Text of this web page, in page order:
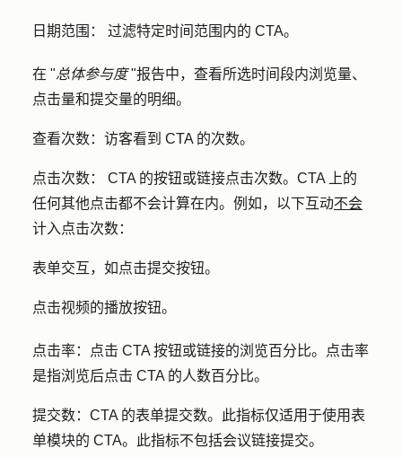
日期范围： 过滤特定时间范围内的 CTA。
在 "总体参与度"报告中，查看所选时间段内浏览量、
点击量和提交量的明细。
查看次数： 访客看到 CTA 的次数。
点击次数： CTA 的按钮或链接点击次数。CTA 上的
任何其他点击都不会计算在内。例如，以下互动不会
计入点击次数：
表单交互，如点击提交按钮。
点击视频的播放按钮。
点击率：点击 CTA 按钮或链接的浏览百分比。点击率
是指浏览后点击 CTA 的人数百分比。
提交数： CTA 的表单提交数。此指标仅适用于使用表
单模块的 CTA。此指标不包括会议链接提交。